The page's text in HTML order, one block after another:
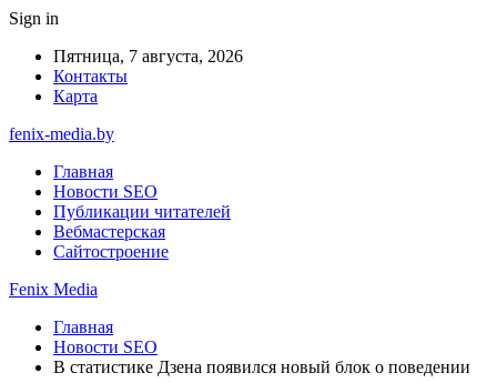
Sign in
Пятница, 7 августа, 2026
Контакты
Карта
fenix-media.by
Главная
Новости SEO
Публикации читателей
Вебмастерская
Сайтостроение
Fenix Media
Главная
Новости SEO
В статистике Дзена появился новый блок о поведении